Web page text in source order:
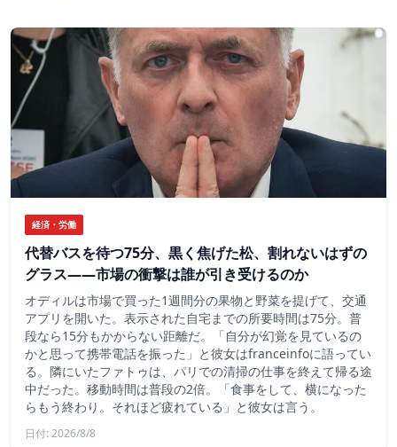
経済・労働
代替バスを待つ75分、黒く焦げた松、割れないはずの
グラス——市場の衝撃は誰が引き受けるのか
オディルは市場で買った1週間分の果物と野菜を提げて、交通
アプリを開いた。表示された自宅までの所要時間は75分。普
段なら15分もかからない距離だ。「自分が幻覚を見ているの
かと思って携帯電話を振った」と彼女はfranceinfoに語ってい
る。隣にいたファトゥは、パリでの清掃の仕事を終えて帰る途
中だった。移動時間は普段の2倍。「食事をして、横になった
らもう終わり。それほど疲れている」と彼女は言う。
日付: 2026/8/8